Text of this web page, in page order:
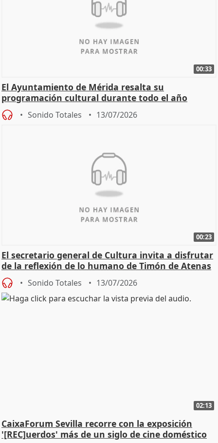
00:33
El Ayuntamiento de Mérida resalta su
programación cultural durante todo el año
Sonido Totales 13/07/2026
00:23
El secretario general de Cultura invita a disfrutar
de la reflexión de lo humano de Timón de Atenas
Sonido Totales 13/07/2026
02:13
CaixaForum Sevilla recorre con la exposición
'[REC]uerdos' más de un siglo de cine doméstico